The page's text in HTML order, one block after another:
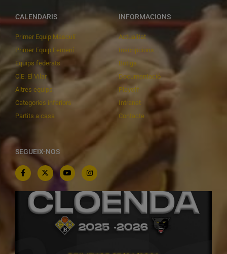
CALENDARIS
Primer Equip Masculí
Primer Equip Femení
Equips federats
C.E. El Vilar
Altres equips
Categories inferiors
Partits a casa
INFORMACIONS
Actualitat
Inscripcions
Botiga
Documentació
Playoff
Intranet
Contacte
SEGUEIX-NOS